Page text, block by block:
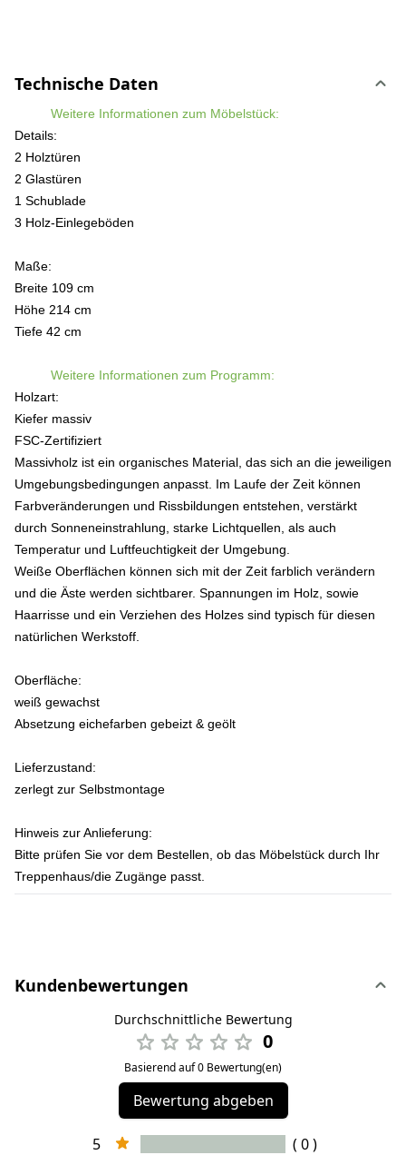
Technische Daten
Weitere Informationen zum Möbelstück:
Details:
2 Holztüren
2 Glastüren
1 Schublade
3 Holz-Einlegeböden
Maße:
Breite 109 cm
Höhe 214 cm
Tiefe 42 cm
Weitere Informationen zum Programm:
Holzart:
Kiefer massiv
FSC-Zertifiziert
Massivholz ist ein organisches Material, das sich an die jeweiligen
Umgebungsbedingungen anpasst. Im Laufe der Zeit können
Farbveränderungen und Rissbildungen entstehen, verstärkt
durch Sonneneinstrahlung, starke Lichtquellen, als auch
Temperatur und Luftfeuchtigkeit der Umgebung.
Weiße Oberflächen können sich mit der Zeit farblich verändern
und die Äste werden sichtbarer. Spannungen im Holz, sowie
Haarrisse und ein Verziehen des Holzes sind typisch für diesen
natürlichen Werkstoff.
Oberfläche:
weiß gewachst
Absetzung eichefarben gebeizt & geölt
Lieferzustand:
zerlegt zur Selbstmontage
Hinweis zur Anlieferung:
Bitte prüfen Sie vor dem Bestellen, ob das Möbelstück durch Ihr
Treppenhaus/die Zugänge passt.
Kundenbewertungen
Durchschnittliche Bewertung
0
Basierend auf 0 Bewertung(en)
Bewertung abgeben
5
( 0 )